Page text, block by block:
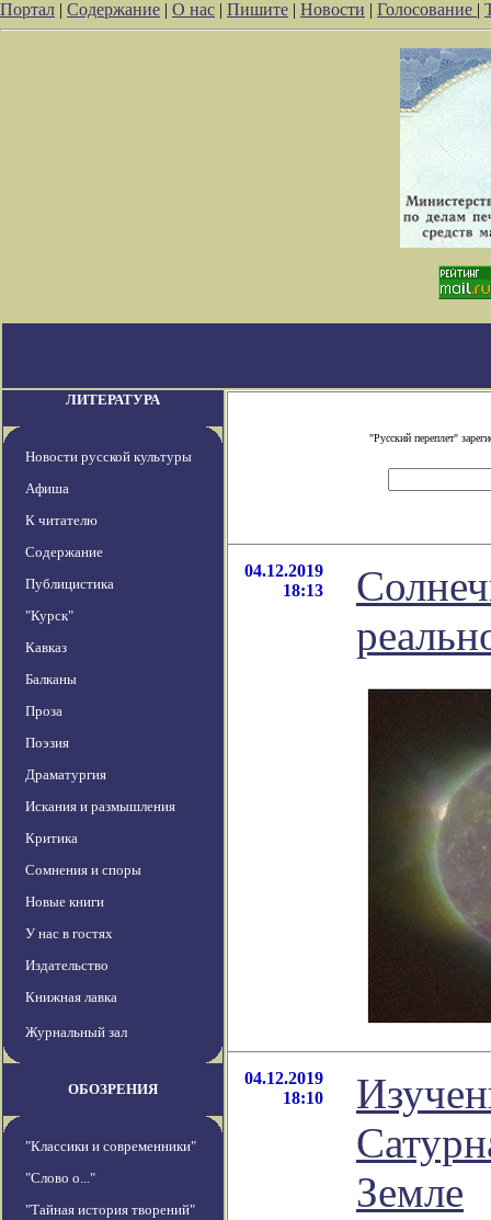
Портал | Содержание | О нас | Пишите | Новости | Голосование |
ЛИТЕРАТУРА
Новости русской культуры
Афиша
К читателю
Содержание
Публицистика
"Курск"
Кавказ
Балканы
Проза
Поэзия
Драматургия
Искания и размышления
Критика
Сомнения и споры
Новые книги
У нас в гостях
Издательство
Книжная лавка
Журнальный зал
ОБОЗРЕНИЯ
"Классики и современники"
"Слово о..."
"Тайная история творений"
"Русский переплет"
04.12.2019
18:13
04.12.2019
18:10
Земле